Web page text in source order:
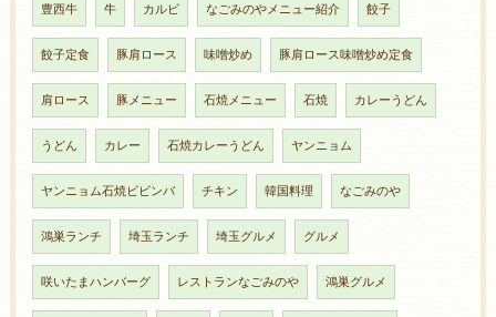
豊西牛 牛 カルビ なごみのやメニュー紹介 餃子
餃子定食 豚肩ロース 味噌炒め 豚肩ロース味噌炒め定食
肩ロース 豚メニュー 石焼メニュー 石焼 カレーうどん
うどん カレー 石焼カレーうどん ヤンニョム
ヤンニョム石焼ビビンバ チキン 韓国料理 なごみのや
鴻巣ランチ 埼玉ランチ 埼玉グルメ グルメ
咲いたまハンバーグ レストランなごみのや 鴻巣グルメ